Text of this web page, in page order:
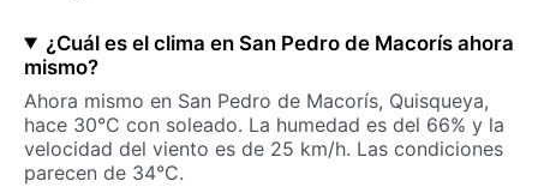
¿Cuál es el clima en San Pedro de Macorís ahora
mismo?
Ahora mismo en San Pedro de Macorís, Quisqueya,
hace 30°C con soleado. La humedad es del 66% y la
velocidad del viento es de 25 km/h. Las condiciones
parecen de 34°C.